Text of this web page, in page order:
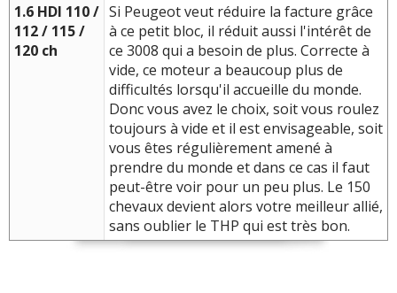
1.6 HDI 110 /
112 / 115 /
120 ch
Si Peugeot veut réduire la facture grâce
à ce petit bloc, il réduit aussi l'intérêt de
ce 3008 qui a besoin de plus. Correcte à
vide, ce moteur a beaucoup plus de
difficultés lorsqu'il accueille du monde.
Donc vous avez le choix, soit vous roulez
toujours à vide et il est envisageable, soit
vous êtes régulièrement amené à
prendre du monde et dans ce cas il faut
peut-être voir pour un peu plus. Le 150
chevaux devient alors votre meilleur allié,
sans oublier le THP qui est très bon.